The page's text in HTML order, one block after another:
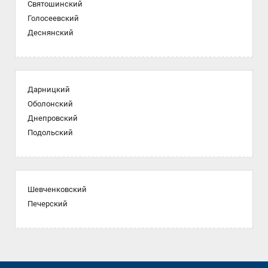
Святошинский
Голосеевский
Деснянский
Дарницкий
Оболонский
Днепровский
Подольский
Шевченковский
Печерский